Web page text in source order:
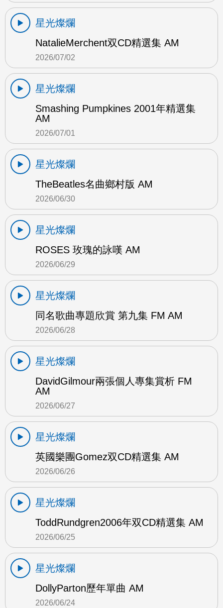
星光燦爛
NatalieMerchent双CD精選集 AM
2026/07/02
星光燦爛
Smashing Pumpkines 2001年精選集
AM
2026/07/01
星光燦爛
TheBeatles名曲鄉村版 AM
2026/06/30
星光燦爛
ROSES 玫瑰的詠嘆 AM
2026/06/29
星光燦爛
同名歌曲專題欣賞 第九集 FM AM
2026/06/28
星光燦爛
DavidGilmour兩張個人專集賞析 FM
AM
2026/06/27
星光燦爛
英國樂團Gomez双CD精選集 AM
2026/06/26
星光燦爛
ToddRundgren2006年双CD精選集 AM
2026/06/25
星光燦爛
DollyParton歷年單曲 AM
2026/06/24